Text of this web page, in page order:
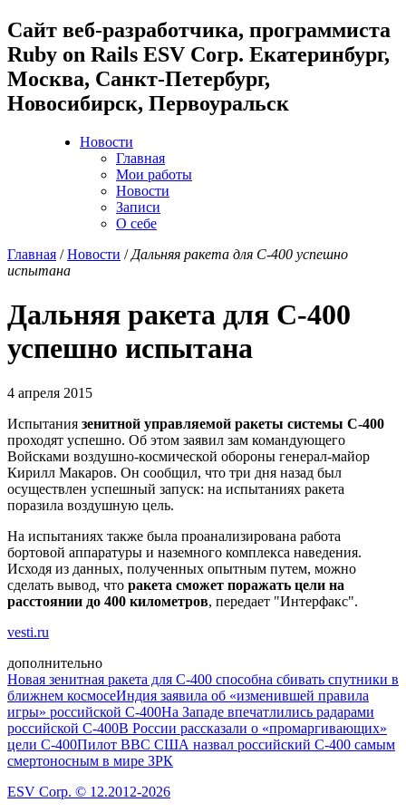
Cайт веб-разработчика, программиста
Ruby on Rails ESV Corp. Екатеринбург,
Москва, Санкт-Петербург,
Новосибирск, Первоуральск
Новости
Главная
Мои работы
Новости
Записи
О себе
Главная /Новости / Дальняя ракета для С-400 успешно
испытана
Дальняя ракета для С-400
успешно испытана
4 апреля 2015
Испытания зенитной управляемой ракеты системы С-400
проходят успешно. Об этом заявил зам командующего
Войсками воздушно-космической обороны генерал-майор
Кирилл Макаров. Он сообщил, что три дня назад был
осуществлен успешный запуск: на испытаниях ракета
поразила воздушную цель.
На испытаниях также была проанализирована работа
бортовой аппаратуры и наземного комплекса наведения.
Исходя из данных, полученных опытным путем, можно
сделать вывод, что ракета сможет поражать цели на
расстоянии до 400 километров, передает "Интерфакс".
vesti.ru
дополнительно
Новая зенитная ракета для С-400 способна сбивать спутники в
ближнем космосеИндия заявила об «изменившей правила
игры» российской С-400На Западе впечатлились радарами
российской С-400В России рассказали о «промаргивающих»
цели С-400Пилот ВВС США назвал российский С-400 самым
смертоносным в мире ЗРК
ESV Corp. © 12.2012-2026